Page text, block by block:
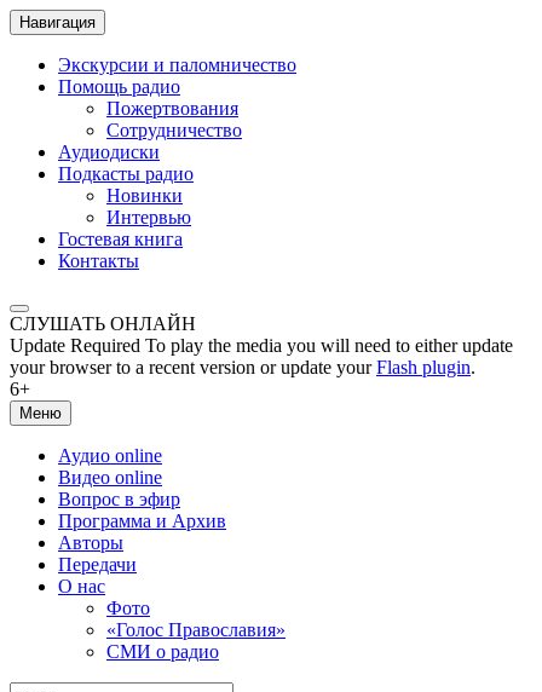
Навигация
Экскурсии и паломничество
Помощь радио
Пожертвования
Сотрудничество
Аудиодиски
Подкасты радио
Новинки
Интервью
Гостевая книга
Контакты
СЛУШАТЬ ОНЛАЙН
Update Required To play the media you will need to either update
your browser to a recent version or update yourFlash plugin.
6+
Меню
Аудио online
Видео online
Вопрос в эфир
Программа и Архив
Авторы
Передачи
О нас
Фото
«Голос Православия»
СМИ о радио